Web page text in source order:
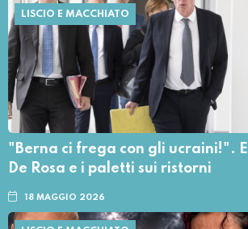
LISCIO E MACCHIATO
"Berna ci frega con gli ucraini!". E
De Rosa e i paletti sui ristorni
18 MAGGIO 2026